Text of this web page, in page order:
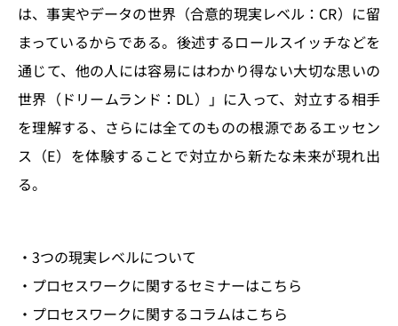
は、事実やデータの世界（合意的現実レベル：CR）に留
まっているからである。後述するロールスイッチなどを
通じて、他の人には容易にはわかり得ない大切な思いの
世界（ドリームランド：DL）」に入って、対立する相手
を理解する、さらには全てのものの根源であるエッセン
ス（E）を体験することで対立から新たな未来が現れ出
る。
・3つの現実レベルについて
・プロセスワークに関するセミナーはこちら
・プロセスワークに関するコラムはこちら